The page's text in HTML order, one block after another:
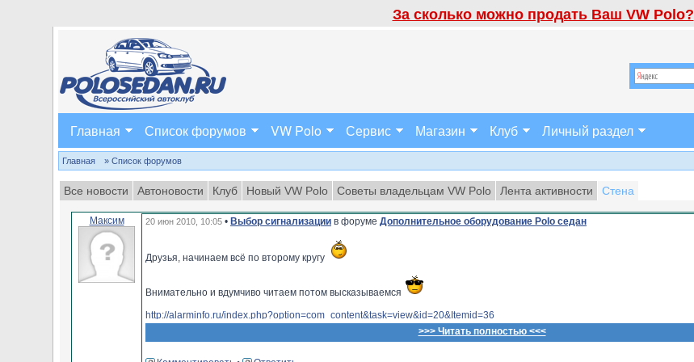
За сколько можно продать Ваш VW Polo?
Главная Список форумов VW Polo Сервис Магазин Клуб Личный раздел
Главная » Список форумов
Все новости Автоновости Клуб Новый VW Polo Советы владельцам VW Polo Лента активности Стена
Максим 20 июн 2010, 10:05 • Выбор сигнализации в форуме Дополнительное оборудование Polo седан
Друзья, начинаем всё по второму кругу
Внимательно и вдумчиво читаем потом высказываемся
http://alarminfo.ru/index.php?option=com_content&task=view&id=20&Itemid=36
====================================================
>>> Читать полностью <<<